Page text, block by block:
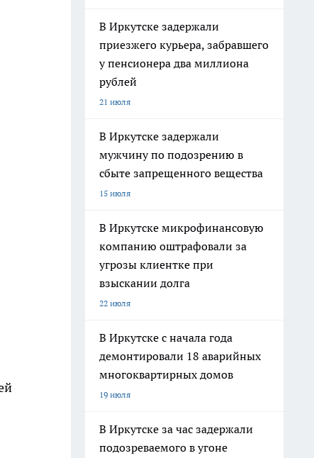
В Иркутске задержали
приезжего курьера, забравшего
у пенсионера два миллиона
рублей
21 июля
В Иркутске задержали
мужчину по подозрению в
сбыте запрещенного вещества
15 июля
В Иркутске микрофинансовую
компанию оштрафовали за
угрозы клиентке при
взыскании долга
22 июля
В Иркутске с начала года
демонтировали 18 аварийных
многоквартирных домов
19 июля
В Иркутске за час задержали
подозреваемого в угоне